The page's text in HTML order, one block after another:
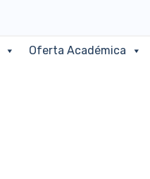
Oferta Académica